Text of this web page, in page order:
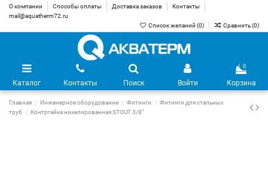
О компании Способы оплаты Доставка заказов
Контакты
mail@aquatherm72.ru
Список желаний (0) Сравнить (0)
Каталог Контакты Поиск Войти
0
Корзина
Главная Инженерное оборудование Фитинги
Фитинги для стальных
труб
Контргайка никелированная STOUT 3/8"